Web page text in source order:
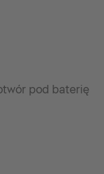
pod baterię